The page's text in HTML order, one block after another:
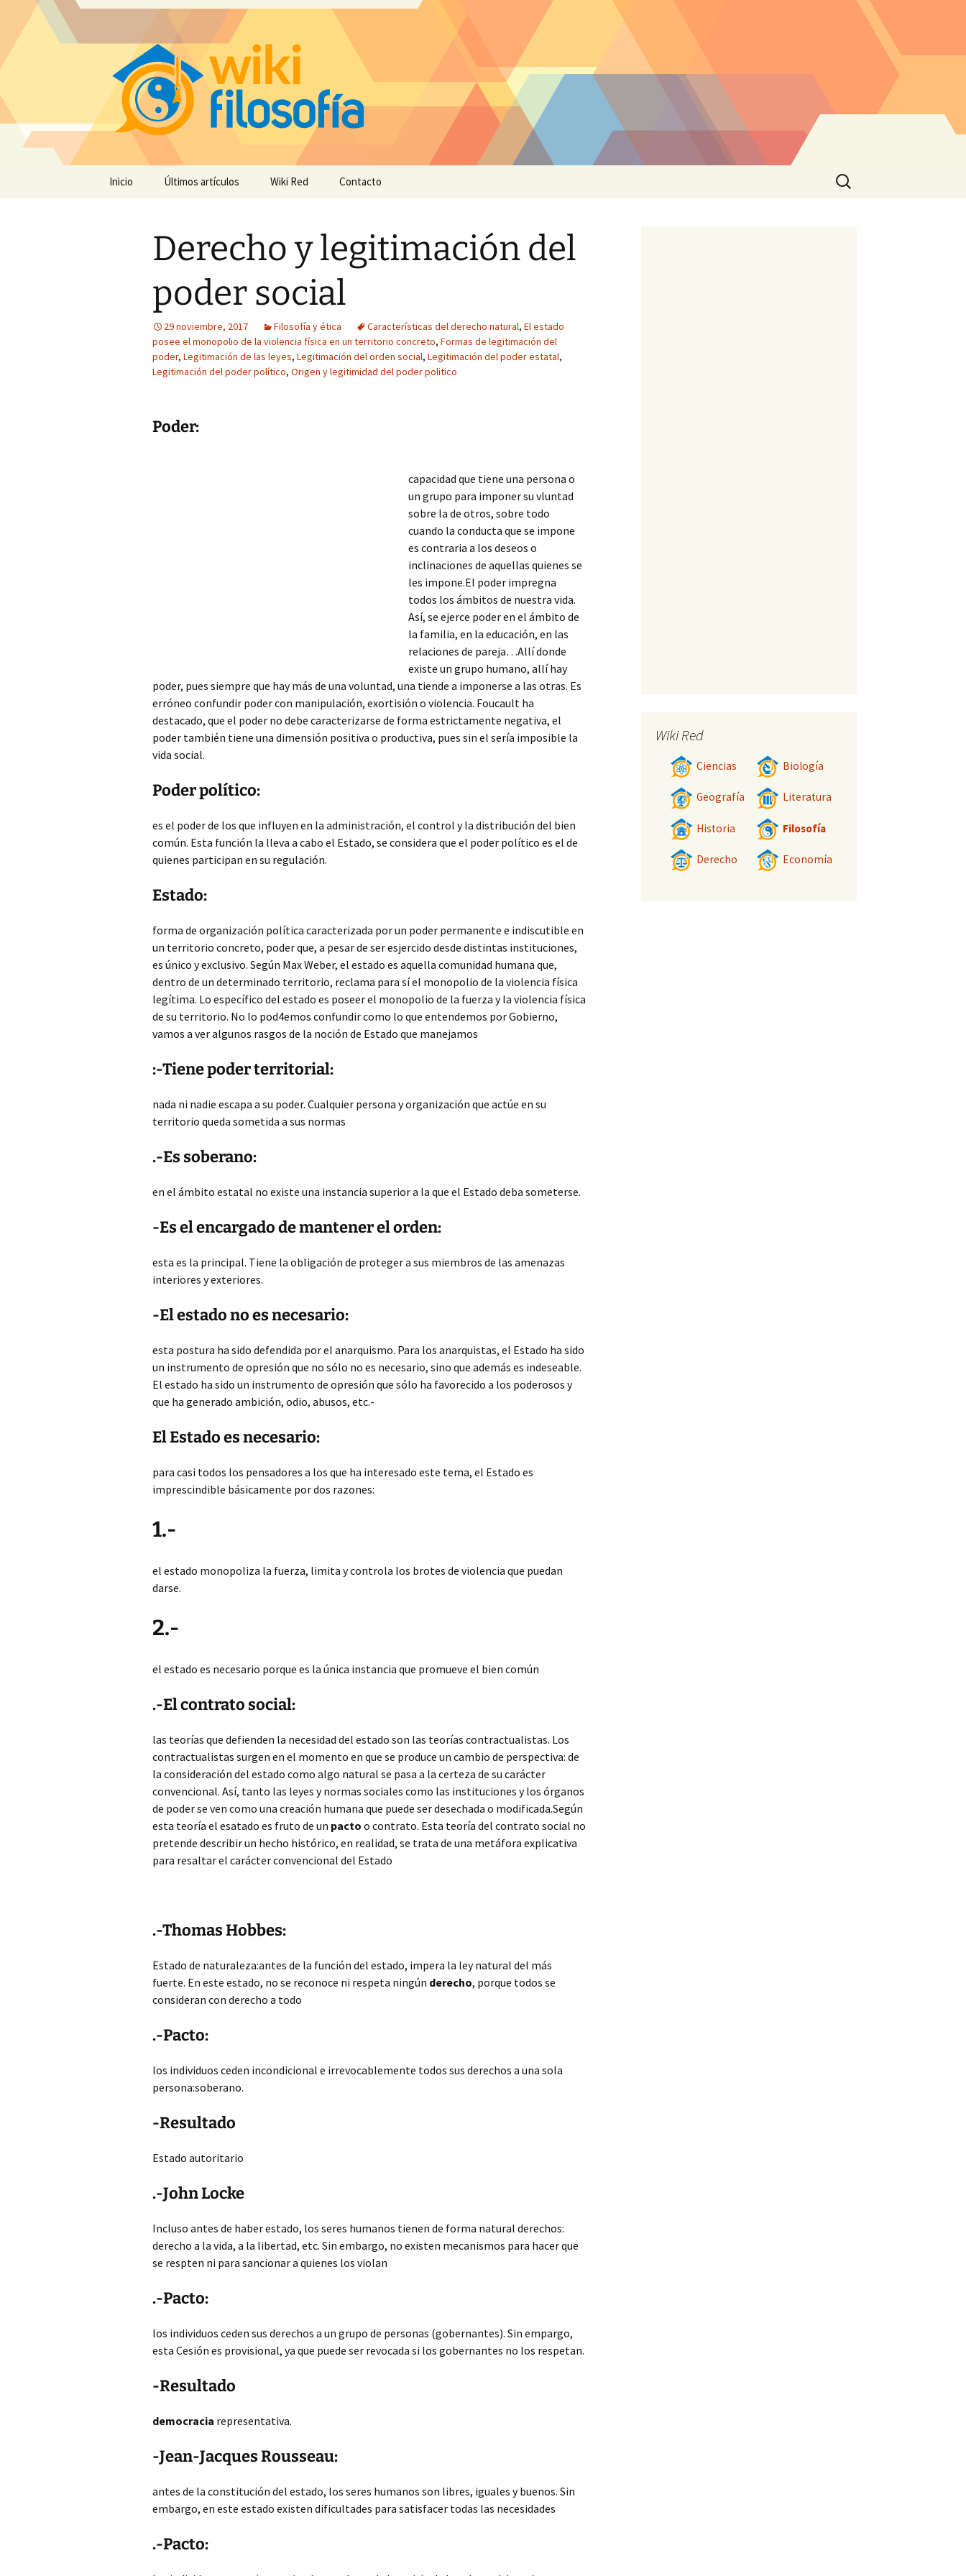
Inicio Últimos artículos Wiki Red Contacto
Buscar:
Derecho y legitimación del
poder social
29 noviembre, 2017 Filosofía y ética Características del derecho natural, El estado
posee el monopolio de la violencia física en un territorio concreto, Formas de legitimación del
poder, Legitimación de las leyes, Legitimación del orden social, Legitimación del poder estatal,
Legitimación del poder político, Origen y legitimidad del poder politico
Poder:
capacidad que tiene una persona o
un grupo para imponer su vluntad
sobre la de otros, sobre todo
cuando la conducta que se impone
es contraria a los deseos o
inclinaciones de aquellas quienes se
les impone.El poder impregna
todos los ámbitos de nuestra vida.
Así, se ejerce poder en el ámbito de
la familia, en la educación, en las
relaciones de pareja…Allí donde
existe un grupo humano, allí hay
poder, pues siempre que hay más de una voluntad, una tiende a imponerse a las otras. Es
erróneo confundir poder con manipulación, exortisión o violencia. Foucault ha
destacado, que el poder no debe caracterizarse de forma estrictamente negativa, el
poder también tiene una dimensión positiva o productiva, pues sin el sería imposible la
vida social.
Poder político:
es el poder de los que influyen en la administración, el control y la distribución del bien
común. Esta función la lleva a cabo el Estado, se considera que el poder político es el de
quienes participan en su regulación.
Estado:
forma de organización política caracterizada por un poder permanente e indiscutible en
un territorio concreto, poder que, a pesar de ser esjercido desde distintas instituciones,
es único y exclusivo. Según Max Weber, el estado es aquella comunidad humana que,
dentro de un determinado territorio, reclama para sí el monopolio de la violencia física
legítima. Lo específico del estado es poseer el monopolio de la fuerza y la violencia física
de su territorio. No lo pod4emos confundir como lo que entendemos por Gobierno,
vamos a ver algunos rasgos de la noción de Estado que manejamos
:-Tiene poder territorial:
nada ni nadie escapa a su poder. Cualquier persona y organización que actúe en su
territorio queda sometida a sus normas
.-Es soberano:
en el ámbito estatal no existe una instancia superior a la que el Estado deba someterse.
-Es el encargado de mantener el orden:
esta es la principal. Tiene la obligación de proteger a sus miembros de las amenazas
interiores y exteriores.
-El estado no es necesario:
esta postura ha sido defendida por el anarquismo. Para los anarquistas, el Estado ha sido
un instrumento de opresión que no sólo no es necesario, sino que además es indeseable.
El estado ha sido un instrumento de opresión que sólo ha favorecido a los poderosos y
que ha generado ambición, odio, abusos, etc.-
El Estado es necesario:
para casi todos los pensadores a los que ha interesado este tema, el Estado es
imprescindible básicamente por dos razones:
1.-
el estado monopoliza la fuerza, limita y controla los brotes de violencia que puedan
darse.
2.-
el estado es necesario porque es la única instancia que promueve el bien común
.-El contrato social:
las teorías que defienden la necesidad del estado son las teorías contractualistas. Los
contractualistas surgen en el momento en que se produce un cambio de perspectiva: de
la consideración del estado como algo natural se pasa a la certeza de su carácter
convencional. Así, tanto las leyes y normas sociales como las instituciones y los órganos
de poder se ven como una creación humana que puede ser desechada o modificada.Según
esta teoría el esatado es fruto de un pacto o contrato. Esta teoría del contrato social no
pretende describir un hecho histórico, en realidad, se trata de una metáfora explicativa
para resaltar el carácter convencional del Estado
.-Thomas Hobbes:
Estado de naturaleza:antes de la función del estado, impera la ley natural del más
fuerte. En este estado, no se reconoce ni respeta ningún derecho, porque todos se
consideran con derecho a todo
.-Pacto:
los individuos ceden incondicional e irrevocablemente todos sus derechos a una sola
persona:soberano.
-Resultado
Estado autoritario
.-John Locke
Incluso antes de haber estado, los seres humanos tienen de forma natural derechos:
derecho a la vida, a la libertad, etc. Sin embargo, no existen mecanismos para hacer que
se respten ni para sancionar a quienes los violan
.-Pacto:
los individuos ceden sus derechos a un grupo de personas (gobernantes). Sin empargo,
esta Cesión es provisional, ya que puede ser revocada si los gobernantes no los respetan.
-Resultado
democracia representativa.
-Jean-Jacques Rousseau:
antes de la constitución del estado, los seres humanos son libres, iguales y buenos. Sin
embargo, en este estado existen dificultades para satisfacer todas las necesidades
.-Pacto:
Wiki Red
Ciencias Biología
Geografía Literatura
Historia Filosofía
Derecho Economía